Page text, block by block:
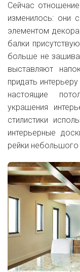
Сейчас
изменилось: они
элементом
балки
больше не
выставляют
придать
настоящие
украшения
стилистики
интерьерные
рейки